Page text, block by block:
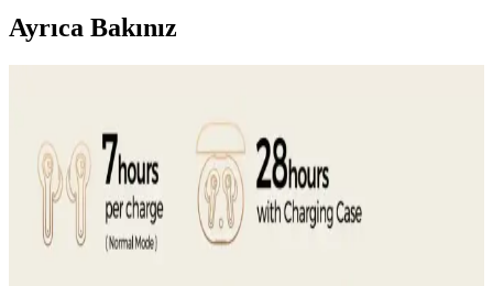
Ayrıca Bakınız
Kalitesi ve Konfor Özellikleri
Gelişmiş ses teknolojileri ve ergonomik tasarımlarla donatılmış
ürünler, kullanıcıların yaşam kalitesini artırıyor, kablosuz bağlantı ve
gürültü engelleme özellikleriyle öne çıkıyor.
FreeBuds SE ve Galaxy Buds FE Karşılaştırması: